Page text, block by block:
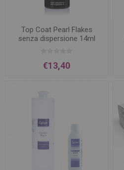
Top Coat Pearl Flakes
senza dispersione 14ml
€13,40